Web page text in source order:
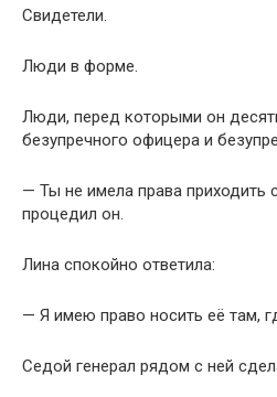
Свидетели.
Люди в форме.
Люди, перед которыми он
безупречного офицера и
— Ты не имела права
процедил он.
Лина спокойно ответила:
— Я имею право носить её там,
Седой генерал рядом с ней